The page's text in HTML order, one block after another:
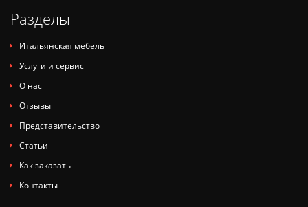
Разделы
Итальянская мебель
Услуги и сервис
О нас
Отзывы
Представительство
Статьи
Как заказать
Контакты